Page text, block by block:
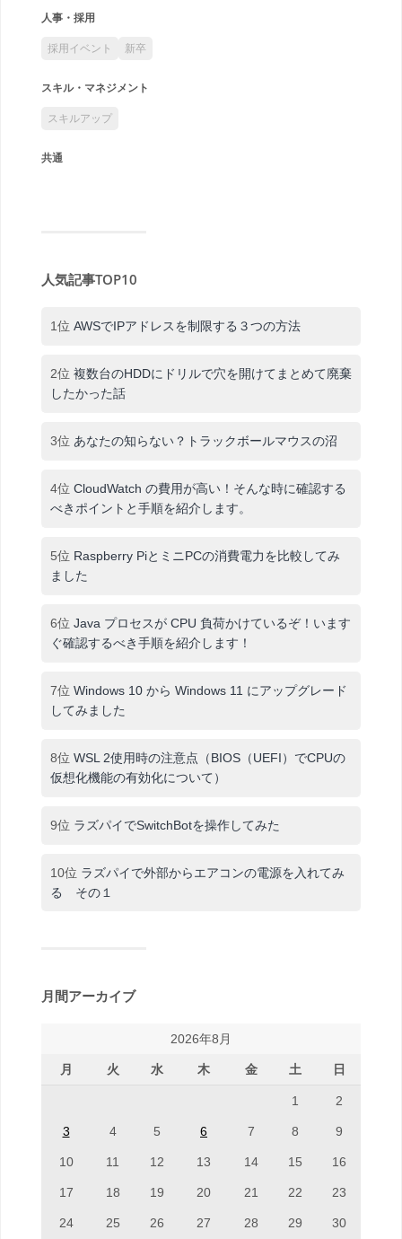
人事・採用
採用イベント 新卒
スキル・マネジメント
スキルアップ
共通
人気記事TOP10
1位 AWSでIPアドレスを制限する３つの方法
2位 複数台のHDDにドリルで穴を開けてまとめて廃棄
したかった話
3位 あなたの知らない？トラックボールマウスの沼
4位 CloudWatch の費用が高い！そんな時に確認する
べきポイントと手順を紹介します。
5位 Raspberry PiとミニPCの消費電力を比較してみ
ました
6位 Java プロセスが CPU 負荷かけているぞ！います
ぐ確認するべき手順を紹介します！
7位 Windows 10 から Windows 11 にアップグレード
してみました
8位 WSL 2使用時の注意点（BIOS（UEFI）でCPUの
仮想化機能の有効化について）
9位 ラズパイでSwitchBotを操作してみた
10位 ラズパイで外部からエアコンの電源を入れてみ
る その１
月間アーカイブ
2026年8月
月 火 水 木 金 土 日
1 2
3 4 5 6 7 8 9
10 11 12 13 14 15 16
17 18 19 20 21 22 23
24 25 26 27 28 29 30